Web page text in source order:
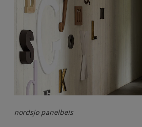
nordsjo panelbeis